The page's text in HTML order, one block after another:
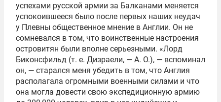
успехами русской армии за Балканами меняется
успокоившееся было после первых наших неудач
у Плевны общественное мнение в Англии. Он не
сомневался в том, что воинственные настроения
островитян были вполне серьезными. «Лорд
Биконсфильд (т. е. Дизраели, — А. О.), — вспоминал
он, — старался меня убедить в том, что Англия
располагала огромными военными силами и что
она могла довести свою экспедиционную армию